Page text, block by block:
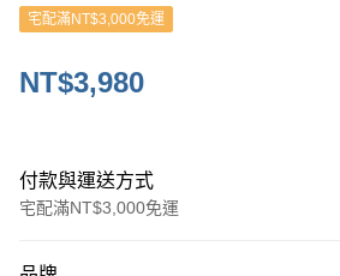
宅配滿NT$3,000免運
NT$3,980
付款與運送方式
宅配滿NT$3,000免運